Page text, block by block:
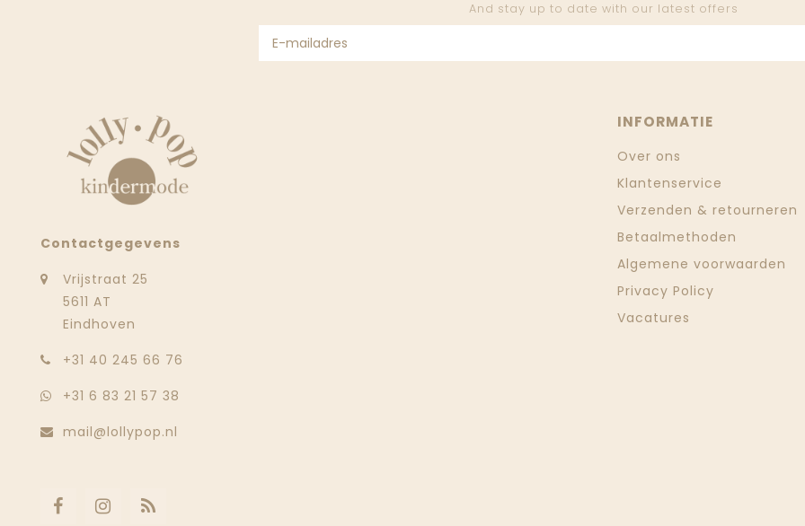
And stay up to date with our latest offers
Contactgegevens
Vrijstraat 25
5611 AT
Eindhoven
‭+31 40 245 66 76
+31 6 83 21 57 38
mail@lollypop.nl
INFORMATIE
Over ons
Klantenservice
Verzenden & retourneren
Betaalmethoden
Algemene voorwaarden
Privacy Policy
Vacatures